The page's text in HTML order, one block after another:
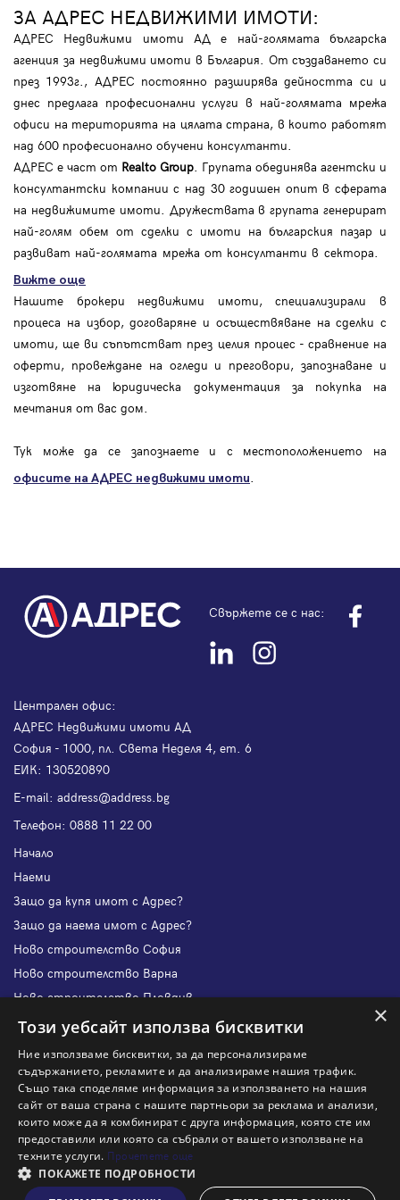
ЗА АДРЕС НЕДВИЖИМИ ИМОТИ:
АДРЕС Недвижими имоти АД е най-голямата българска
агенция за недвижими имоти в България. От създаването си
през 1993г., АДРЕС постоянно разширява дейността си и
днес предлага професионални услуги в най-голямата мрежа
офиси на територията на цялата страна, в които работят
над 600 професионално обучени консултанти.
АДРЕС е част от Realto Group . Групата обединява агентски и
консултантски компании с над 30 годишен опит в сферата
на недвижимите имоти. Дружествата в групата генерират
най-голям обем от сделки с имоти на българския пазар и
развиват най-голямата мрежа от консултанти в сектора.
Вижте още
Нашите брокери недвижими имоти, специализирали в
процеса на избор, договаряне и осъществяване на сделки с
имоти, ще ви съпътстват през целия процес - сравнение на
оферти, провеждане на огледи и преговори, запознаване и
изготвяне на юридическа документация за покупка на
мечтания от вас дом.
Тук може да се запознаете и с местоположението на
офисите на АДРЕС недвижими имоти
Свържете се с нас:
Централен офис:
АДРЕС Недвижими имоти АД
София - 1000, пл. Света Неделя 4, ет. 6
ЕИК: 130520890
Е-mail: address@address.bg
Телефон: 0888 11 22 00
Начало
Наеми
Защо да купя имот с Адрес?
Защо да наема имот с Адрес?
Ново строителство София
Ново строителство Варна
Ново строителство Пловдив
Ново строителство Бургас
Защо да отдам имот с Адрес?
Наши офиси
Кариери
Кои сме ние?
Франчайз
Блог
×
Този уебсайт използва бисквитки
Ние използваме бисквитки, за да персонализираме
съдържанието, рекламите и да анализираме нашия трафик.
Също така споделяме информация за използването на нашия
сайт от ваша страна с нашите партньори за реклама и анализи,
които може да я комбинират с друга информация, която сте им
предоставили или която са събрали от вашето използване на
техните услуги. Прочетете още
ПОКАЖЕТЕ ПОДРОБНОСТИ